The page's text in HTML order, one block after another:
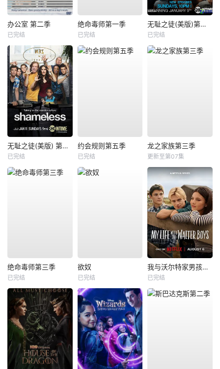
办公室 第二季
已完结
绝命毒师第一季
已完结
无耻之徒(美版)第一季
已完结
无耻之徒(美版) 第五季
已完结
约会规则第五季
已完结
龙之家族第三季
更新至第07集
绝命毒师第三季
已完结
欲奴
已完结
我与沃尔特家男孩的生活第三季
已完结